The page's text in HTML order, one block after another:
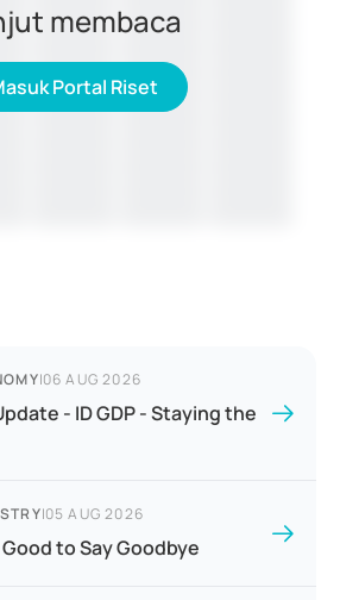
membaca
Portal Riset
|06 AUG 2026
- ID GDP - Staying the
|05 AUG 2026
Good to Say Goodbye